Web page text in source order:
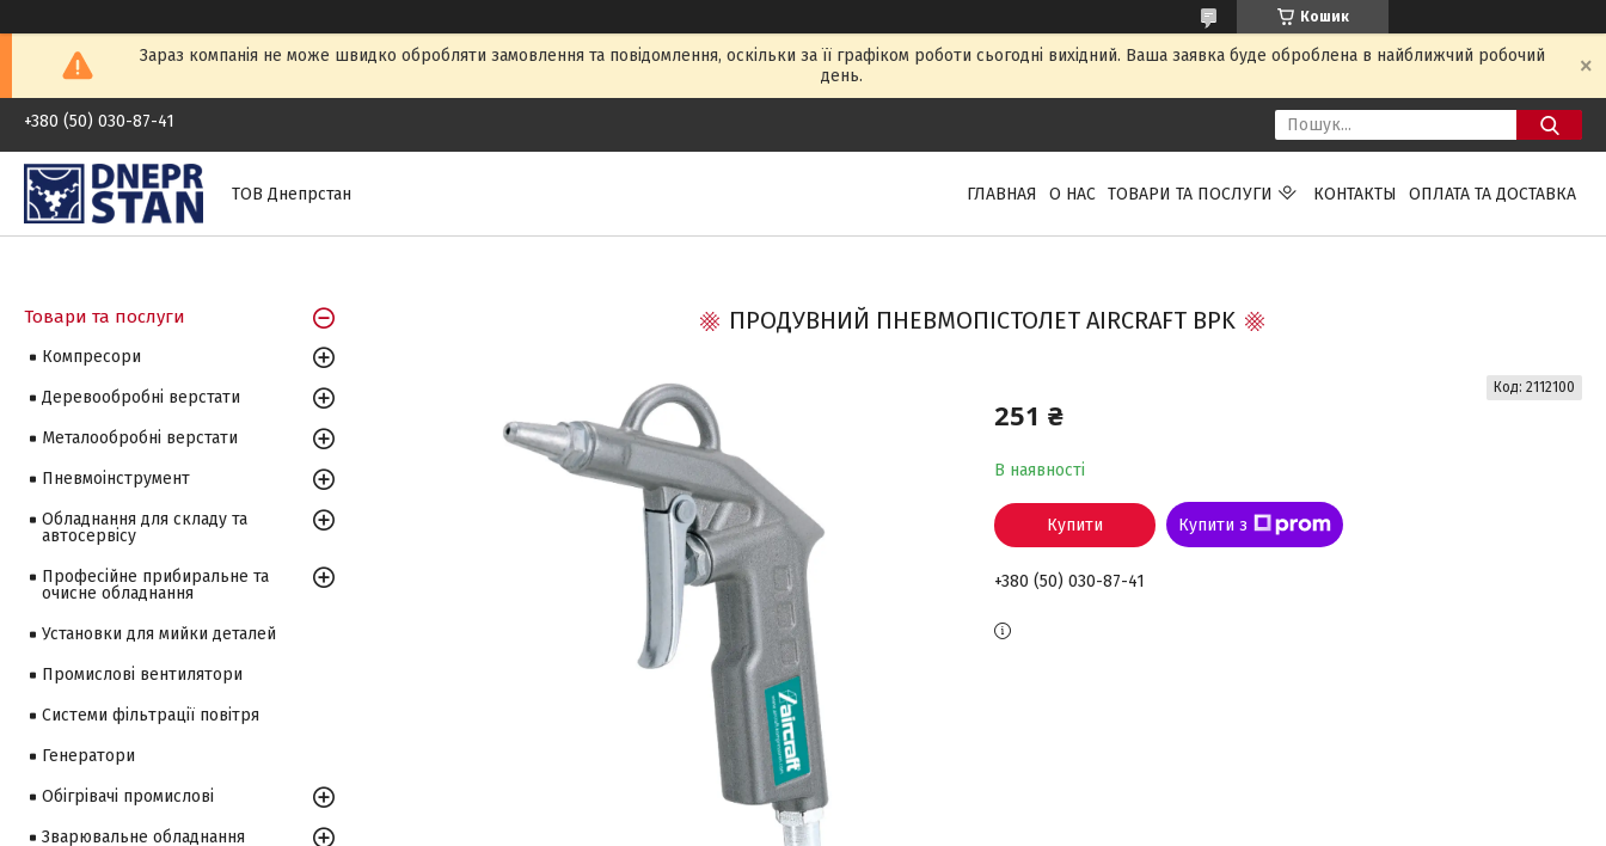
Кошик
Зараз компанія не може швидко обробляти замовлення та повідомлення, оскільки за її графіком роботи сьогодні вихідний. Ваша заявка буде оброблена в найближчий робочий
день.
+380 (50) 030-87-41
ТОВ Днепрстан ГЛАВНАЯ О НАС ТОВАРИ ТА ПОСЛУГИ КОНТАКТЫ ОПЛАТА ТА ДОСТАВКА
ПРОДУВНИЙ ПНЕВМОПІСТОЛЕТ AIRCRAFT BPK
251 ₴
В наявності
Код: 2112100
Купити Купити з
+380 (50) 030-87-41
Товари та послуги
Компресори
Деревообробні верстати
Металообробні верстати
Пневмоінструмент
Обладнання для складу та
автосервісу
Професійне прибиральне та
очисне обладнання
Установки для мийки деталей
Промислові вентилятори
Системи фільтрації повітря
Генератори
Обігрівачі промислові
Зварювальне обладнання